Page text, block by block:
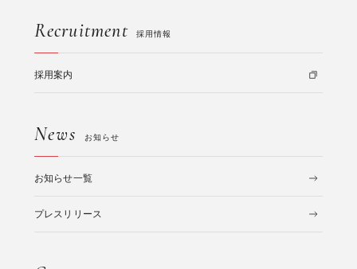
Recruitment 採用情報
採用案内
News お知らせ
お知らせ一覧
プレスリリース